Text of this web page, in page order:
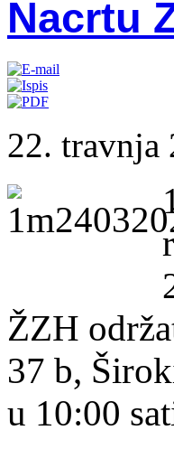
Nacrtu
22. travnja
ŽZH
37 b,
u 10:00